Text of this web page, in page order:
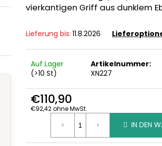
vierkantigen Griff aus dunklem
Lieferung bis: 11.8.2026
Auf Lager
(>10 St)
Artikelnummer:
XN227
€110,90
€92,42 ohne MwSt.
Verkaufspreis:
IN DEN